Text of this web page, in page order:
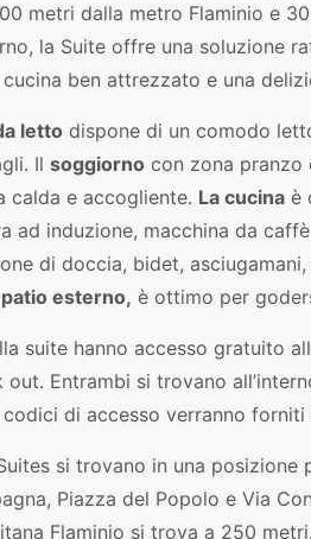
metri dalla metro Flaminio e
la Suite offre una soluzione
ben attrezzato e una
letto dispone di un comodo
Il soggiorno con zona
calda e accogliente. La cucina è
ad induzione, macchina da
di doccia, bidet,
patio esterno, è ottimo per
suite hanno accesso gratuito
out. Entrambi si trovano
codici di accesso verranno
si trovano in una posizione
Piazza del Popolo e Via
Flaminio si trova a 250